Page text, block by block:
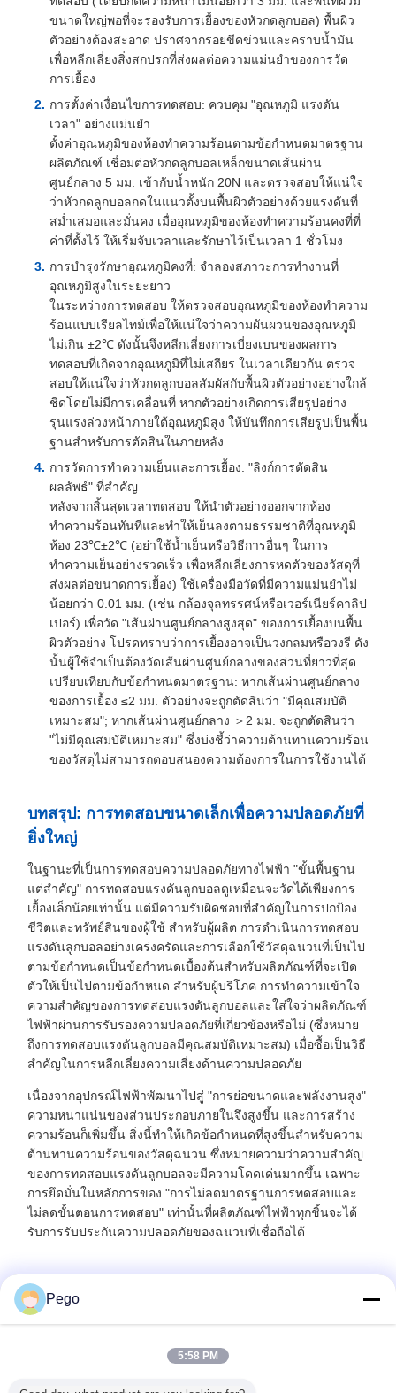
ขนาดใหญ่พอที่จะรองรับการเยื้องของหัวกดลูกบอล) พื้นผิว
ตัวอย่างต้องสะอาด ปราศจากรอยขีดข่วนและคราบน้ำมัน
เพื่อหลีกเลี่ยงสิ่งสกปรกที่ส่งผลต่อความแม่นยำของการวัด
การเยื้อง
การตั้งค่าเงื่อนไขการทดสอบ: ควบคุม "อุณหภูมิ แรงดัน
เวลา" อย่างแม่นยำ
ตั้งค่าอุณหภูมิของห้องทำความร้อนตามข้อกำหนดมาตรฐาน
ผลิตภัณฑ์ เชื่อมต่อหัวกดลูกบอลเหล็กขนาดเส้นผ่าน
ศูนย์กลาง 5 มม. เข้ากับน้ำหนัก 20N และตรวจสอบให้แน่ใจ
ว่าหัวกดลูกบอลกดในแนวตั้งบนพื้นผิวตัวอย่างด้วยแรงดันที่
สม่ำเสมอและมั่นคง เมื่ออุณหภูมิของห้องทำความร้อนคงที่ที่
ค่าที่ตั้งไว้ ให้เริ่มจับเวลาและรักษาไว้เป็นเวลา 1 ชั่วโมง
การบำรุงรักษาอุณหภูมิคงที่: จำลองสภาวะการทำงานที่
อุณหภูมิสูงในระยะยาว
ในระหว่างการทดสอบ ให้ตรวจสอบอุณหภูมิของห้องทำความ
ร้อนแบบเรียลไทม์เพื่อให้แน่ใจว่าความผันผวนของอุณหภูมิ
ไม่เกิน ±2℃ ดังนั้นจึงหลีกเลี่ยงการเบี่ยงเบนของผลการ
ทดสอบที่เกิดจากอุณหภูมิที่ไม่เสถียร ในเวลาเดียวกัน ตรวจ
สอบให้แน่ใจว่าหัวกดลูกบอลสัมผัสกับพื้นผิวตัวอย่างอย่างใกล้
ชิดโดยไม่มีการเคลื่อนที่ หากตัวอย่างเกิดการเสียรูปอย่าง
รุนแรงล่วงหน้าภายใต้อุณหภูมิสูง ให้บันทึกการเสียรูปเป็นพื้น
ฐานสำหรับการตัดสินในภายหลัง
การวัดการทำความเย็นและการเยื้อง: "ลิงก์การตัดสิน
ผลลัพธ์" ที่สำคัญ
หลังจากสิ้นสุดเวลาทดสอบ ให้นำตัวอย่างออกจากห้อง
ทำความร้อนทันทีและทำให้เย็นลงตามธรรมชาติที่อุณหภูมิ
ห้อง 23℃±2℃ (อย่าใช้น้ำเย็นหรือวิธีการอื่นๆ ในการ
ทำความเย็นอย่างรวดเร็ว เพื่อหลีกเลี่ยงการหดตัวของวัสดุที่
ส่งผลต่อขนาดการเยื้อง) ใช้เครื่องมือวัดที่มีความแม่นยำไม่
น้อยกว่า 0.01 มม. (เช่น กล้องจุลทรรศน์หรือเวอร์เนียร์คาลิป
เปอร์) เพื่อวัด "เส้นผ่านศูนย์กลางสูงสุด" ของการเยื้องบนพื้น
ผิวตัวอย่าง โปรดทราบว่าการเยื้องอาจเป็นวงกลมหรือวงรี ดัง
นั้นผู้ใช้จำเป็นต้องวัดเส้นผ่านศูนย์กลางของส่วนที่ยาวที่สุด
เปรียบเทียบกับข้อกำหนดมาตรฐาน: หากเส้นผ่านศูนย์กลาง
ของการเยื้อง ≤2 มม. ตัวอย่างจะถูกตัดสินว่า "มีคุณสมบัติ
เหมาะสม"; หากเส้นผ่านศูนย์กลาง ＞2 มม. จะถูกตัดสินว่า
"ไม่มีคุณสมบัติเหมาะสม" ซึ่งบ่งชี้ว่าความต้านทานความร้อน
ของวัสดุไม่สามารถตอบสนองความต้องการในการใช้งานได้
บทสรุป: การทดสอบขนาดเล็กเพื่อความปลอดภัยที่
ยิ่งใหญ่
ในฐานะที่เป็นการทดสอบความปลอดภัยทางไฟฟ้า "ขั้นพื้นฐาน
แต่สำคัญ" การทดสอบแรงดันลูกบอลดูเหมือนจะวัดได้เพียงการ
เยื้องเล็กน้อยเท่านั้น แต่มีความรับผิดชอบที่สำคัญในการปกป้อง
ชีวิตและทรัพย์สินของผู้ใช้ สำหรับผู้ผลิต การดำเนินการทดสอบ
แรงดันลูกบอลอย่างเคร่งครัดและการเลือกใช้วัสดุฉนวนที่เป็นไป
ตามข้อกำหนดเป็นข้อกำหนดเบื้องต้นสำหรับผลิตภัณฑ์ที่จะเปิด
ตัวให้เป็นไปตามข้อกำหนด สำหรับผู้บริโภค การทำความเข้าใจ
ความสำคัญของการทดสอบแรงดันลูกบอลและใส่ใจว่าผลิตภัณฑ์
ไฟฟ้าผ่านการรับรองความปลอดภัยที่เกี่ยวข้องหรือไม่ (ซึ่งหมาย
ถึงการทดสอบแรงดันลูกบอลมีคุณสมบัติเหมาะสม) เมื่อซื้อเป็นวิธี
สำคัญในการหลีกเลี่ยงความเสี่ยงด้านความปลอดภัย
เนื่องจากอุปกรณ์ไฟฟ้าพัฒนาไปสู่ "การย่อขนาดและพลังงานสูง"
ความหนาแน่นของส่วนประกอบภายในจึงสูงขึ้น และการสร้าง
ความร้อนก็เพิ่มขึ้น สิ่งนี้ทำให้เกิดข้อกำหนดที่สูงขึ้นสำหรับความ
ต้านทานความร้อนของวัสดุฉนวน ซึ่งหมายความว่าความสำคัญ
ของการทดสอบแรงดันลูกบอลจะมีความโดดเด่นมากขึ้น เฉพาะ
การยึดมั่นในหลักการของ "การไม่ลดมาตรฐานการทดสอบและ
ไม่ลดขั้นตอนการทดสอบ" เท่านั้นที่ผลิตภัณฑ์ไฟฟ้าทุกชิ้นจะได้
รับการรับประกันความปลอดภัยของฉนวนที่เชื่อถือได้
Recommended Products
Pego
5:58 PM